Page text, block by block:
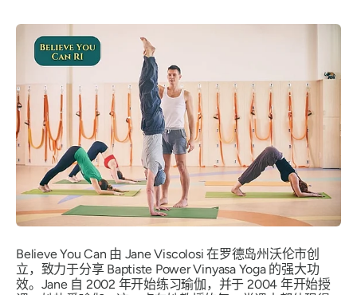
Believe You Can 由 Jane Viscolosi 在罗德岛州沃伦市创
立，致力于分享 Baptiste Power Vinyasa Yoga 的强大功
效。Jane 自 2002 年开始练习瑜伽，并于 2004 年开始授